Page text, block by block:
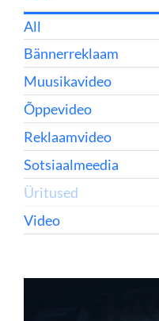
All
Bännerreklaam
Muusikavideo
Õppevideo
Reklaamvideo
Sotsiaalmeedia
Üritused
Video